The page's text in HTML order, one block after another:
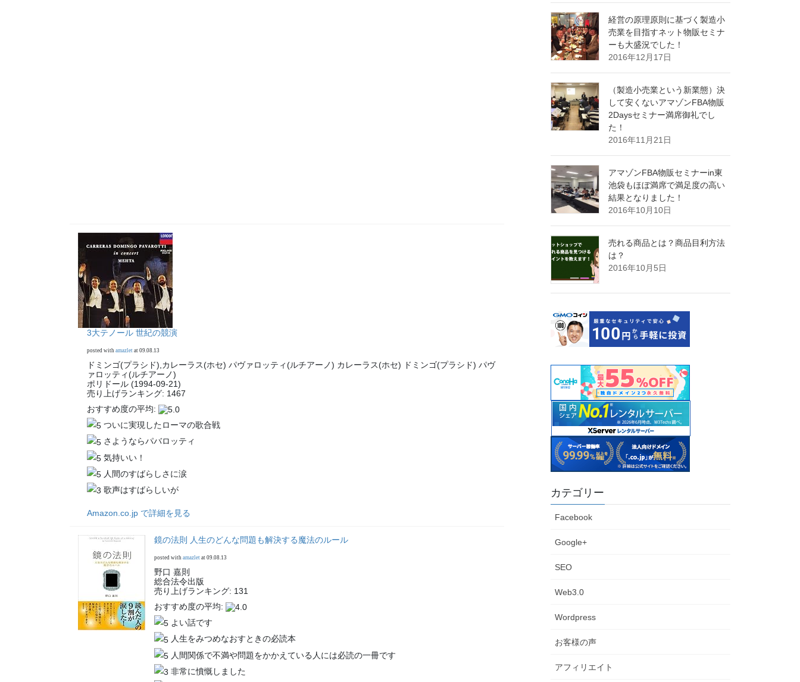
3大テノール 世紀の競演
posted with amazlet at 09.08.13
ドミンゴ(プラシド),カレーラス(ホセ) パヴァロッティ(ルチアーノ) カレーラス(ホセ) ドミンゴ(プラシド) パヴ
ァロッティ(ルチアーノ)
ポリドール (1994-09-21)
売り上げランキング: 1467
おすすめ度の平均:
ついに実現したローマの歌合戦
さようならパバロッティ
気持いい！
人間のすばらしさに涙
歌声はすばらしいが
Amazon.co.jp で詳細を見る
鏡の法則 人生のどんな問題も解決する魔法のルール
posted with amazlet at 09.08.13
野口 嘉則
総合法令出版
売り上げランキング: 131
おすすめ度の平均:
よい話です
人生をみつめなおすときの必読本
人間関係で不満や問題をかかえている人には必読の一冊です
非常に憤慨しました
経営の原理原則に基づく製造小
売業を目指すネット物販セミナ
ーも大盛況でした！
2016年12月17日
（製造小売業という新業態）決
して安くないアマゾンFBA物販
2Daysセミナー満席御礼でし
た！
2016年11月21日
アマゾンFBA物販セミナーin東
池袋もほぼ満席で満足度の高い
結果となりました！
2016年10月10日
売れる商品とは？商品目利方法
は？
2016年10月5日
カテゴリー
Facebook
Google+
SEO
Web3.0
Wordpress
お客様の声
アフィリエイト